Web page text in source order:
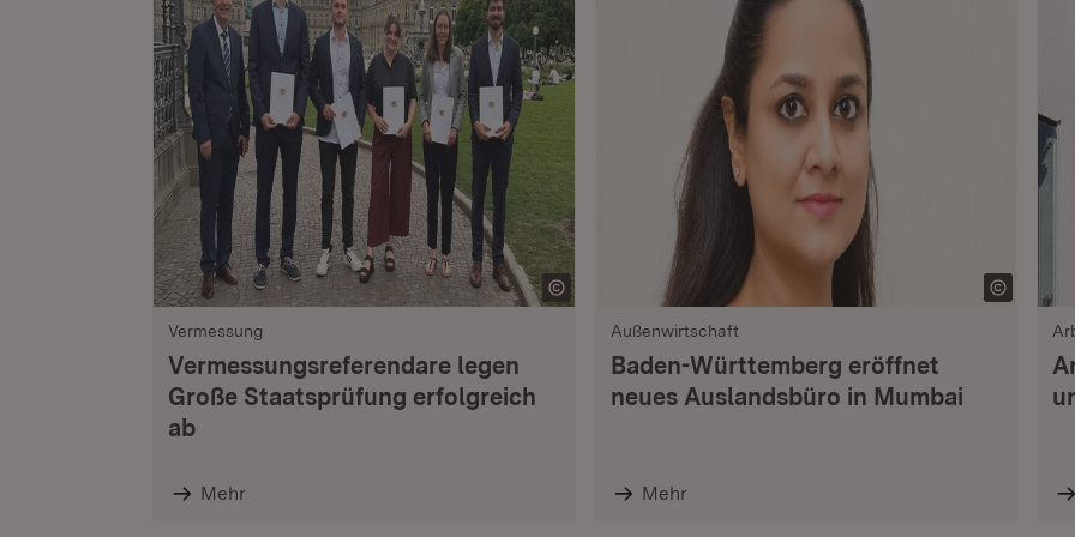
Vermessung
Vermessungsreferendare legen
Große Staatsprüfung erfolgreich
ab
Mehr
Außenwirtschaft
Baden-Württemberg eröffnet
neues Auslandsbüro in Mumbai
Mehr